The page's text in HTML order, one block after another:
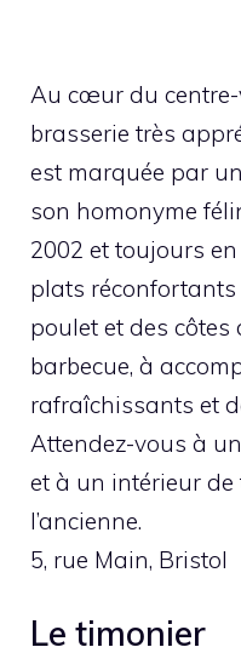
Au cœur du centre-
brasserie très
est marquée par
son homonyme
2002 et toujours
plats
poulet et des côtes
barbecue, à
rafraîchissants et
Attendez-vous à
et à un intérieur
l’ancienne.
5, rue Main, Bristol
Le timonier